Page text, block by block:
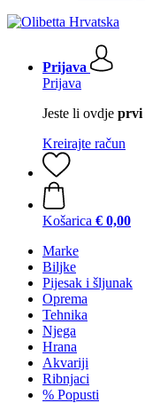
Prijava
Prijava
Jeste li ovdje prvi
Kreirajte račun
Košarica € 0,00
Marke
Biljke
Pijesak i šljunak
Oprema
Tehnika
Njega
Hrana
Akvariji
Ribnjaci
% Popusti